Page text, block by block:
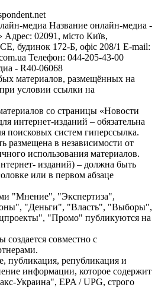
медиа Название онлайн-медиа -
Адрес: 02091, місто Київ,
172-Б, офіс 208/1 E-mail:
Телефон: 044-205-43-00
- R40-06068
материалов, размещённых на
условии ссылки на
со страницы «Новости
интернет-изданий – обязательна
поисковых систем гиперссылка.
размещена в независимости от
использования материалов.
изданий) – должна быть
или в первом абзаце
"Мнение", "Экспертиза",
"Деньги", "Власть", "Выборы",
"Промо" публикуются на
создается совместно с
публикация, републикация и
информации, которое содержит
Украина", EPA / UPG, строго